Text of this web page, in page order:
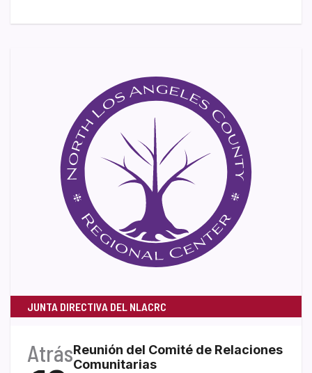
JUNTA DIRECTIVA DEL NLACRC
AtrásReunión del Comité de Relaciones
Comunitarias